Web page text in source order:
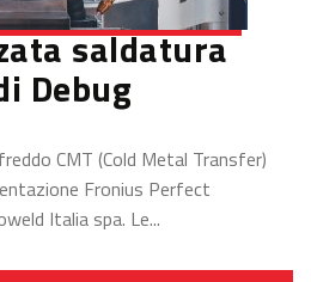
saldatura
Debug
CMT (Cold Metal Transfer)
Fronius Perfect
Italia spa. Le...